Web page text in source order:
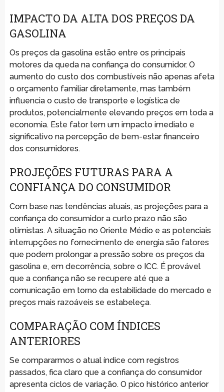
IMPACTO DA ALTA DOS PREÇOS DA
GASOLINA
Os preços da gasolina estão entre os principais
motores da queda na confiança do consumidor. O
aumento do custo dos combustíveis não apenas afeta
o orçamento familiar diretamente, mas também
influencia o custo de transporte e logística de
produtos, potencialmente elevando preços em toda a
economia. Este fator tem um impacto imediato e
significativo na percepção de bem-estar financeiro
dos consumidores.
PROJEÇÕES FUTURAS PARA A
CONFIANÇA DO CONSUMIDOR
Com base nas tendências atuais, as projeções para a
confiança do consumidor a curto prazo não são
otimistas. A situação no Oriente Médio e as potenciais
interrupções no fornecimento de energia são fatores
que podem prolongar a pressão sobre os preços da
gasolina e, em decorrência, sobre o ICC. É provável
que a confiança não se recupere até que a
comunicação em torno da estabilidade do mercado e
preços mais razoáveis se estabeleça.
COMPARAÇÃO COM ÍNDICES
ANTERIORES
Se compararmos o atual índice com registros
passados, fica claro que a confiança do consumidor
apresenta ciclos de variação. O pico histórico anterior